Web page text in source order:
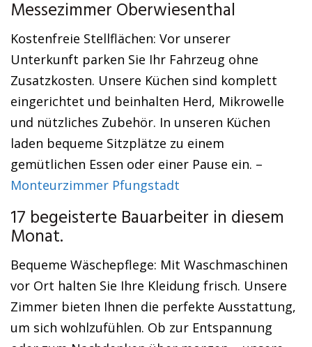
Messezimmer Oberwiesenthal
Kostenfreie Stellflächen: Vor unserer
Unterkunft parken Sie Ihr Fahrzeug ohne
Zusatzkosten. Unsere Küchen sind komplett
eingerichtet und beinhalten Herd, Mikrowelle
und nützliches Zubehör. In unseren Küchen
laden bequeme Sitzplätze zu einem
gemütlichen Essen oder einer Pause ein. –
Monteurzimmer Pfungstadt
17 begeisterte Bauarbeiter in diesem
Monat.
Bequeme Wäschepflege: Mit Waschmaschinen
vor Ort halten Sie Ihre Kleidung frisch. Unsere
Zimmer bieten Ihnen die perfekte Ausstattung,
um sich wohlzufühlen. Ob zur Entspannung